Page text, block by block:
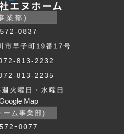
エヌホーム
業部)
0837
市早子町19番17号
813-2232
813-2235
火曜日・水曜日
Map
ーム事業部)
ｰ0077